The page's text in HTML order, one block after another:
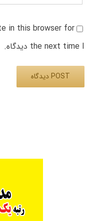
in this browser for
the next time I دیدگاه.